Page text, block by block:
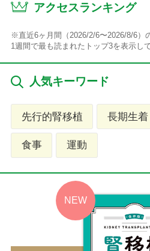
アクセスランキング
※直近6ヶ月間（2026/2/6〜2026/8/6）
1週間で最も読まれたトップ3を表示し
人気キーワード
先行的腎移植 長期生着
食事 運動